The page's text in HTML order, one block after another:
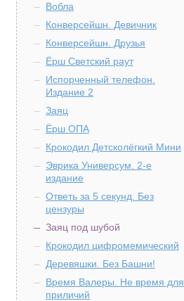
Вобла
Конверсейшн. Девичник
Конверсейшн. Друзья
Ёрш Светский раут
Испорченный телефон.
Издание 2
Заяц
Ёрш ОПА
Крокодил Детсколёгкий Мини
Эврика Универсум. 2-е
издание
Ответь за 5 секунд. Без
цензуры
Заяц под шубой
Крокодил цифромемический
Деревяшки. Без Башни!
Время Валеры. Не время для
приличий